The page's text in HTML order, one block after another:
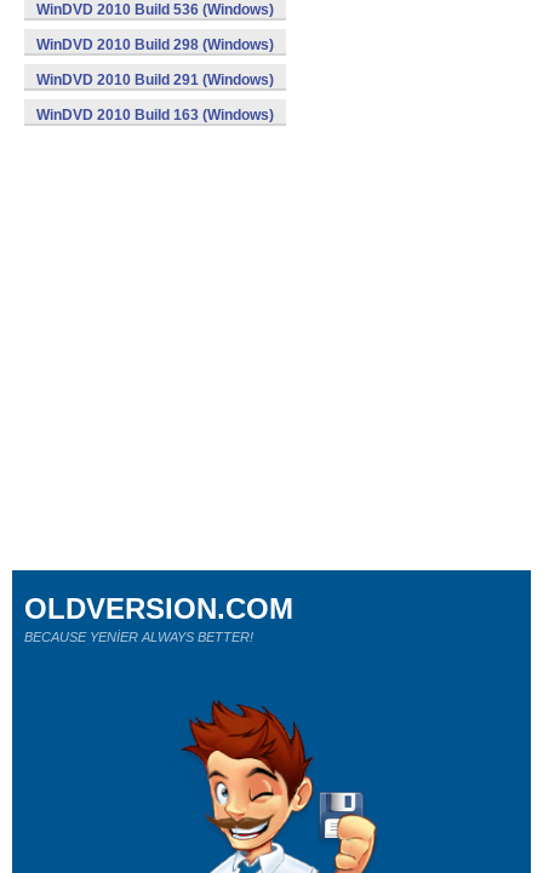
WinDVD 2010 Build 536 (Windows)
WinDVD 2010 Build 298 (Windows)
WinDVD 2010 Build 291 (Windows)
WinDVD 2010 Build 163 (Windows)
OLDVERSION.COM
BECAUSE YENİER ALWAYS BETTER!